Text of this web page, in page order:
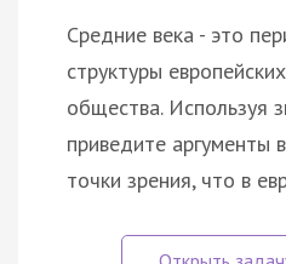
Средние века - это
структуры
общества. Используя
приведите аргументы
точки зрения, что в